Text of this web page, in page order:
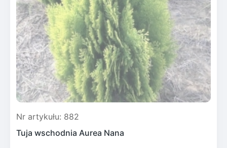
Nr artykułu: 882
Tuja wschodnia Aurea Nana